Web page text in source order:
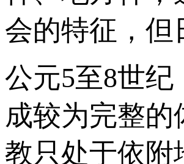
会的特征，但
公元5至8世
成较为完整的
教只处于依附